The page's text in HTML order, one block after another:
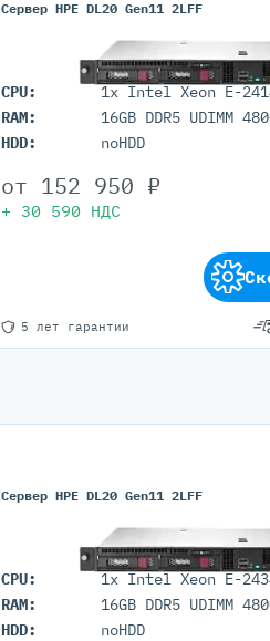
Сервер HPE DL20 Gen11 2LFF
CPU:
RAM:
16GB DDR5 UDIMM
HDD:
noHDD
5 лет гарантии
от 152 950 ₽
+ 30 590 НДС
Сервер HPE DL20 Gen11 2LFF
CPU:
RAM:
16GB DDR5 UDIMM
HDD:
noHDD